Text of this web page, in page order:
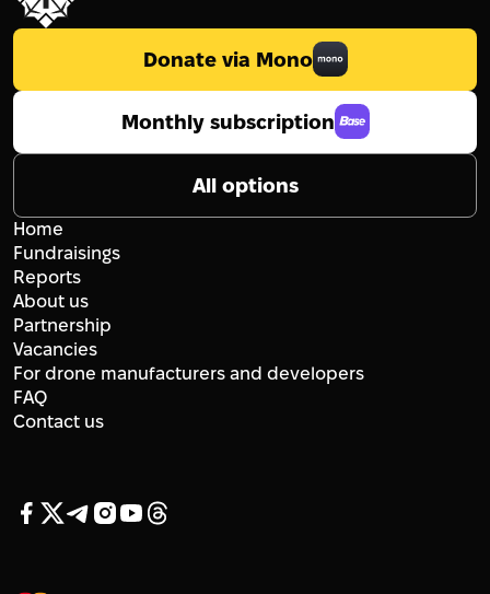
Donate via Mono
Monthly subscription
All options
Home
Fundraisings
Reports
About us
Partnership
Vacancies
For drone manufacturers and developers
FAQ
Contact us